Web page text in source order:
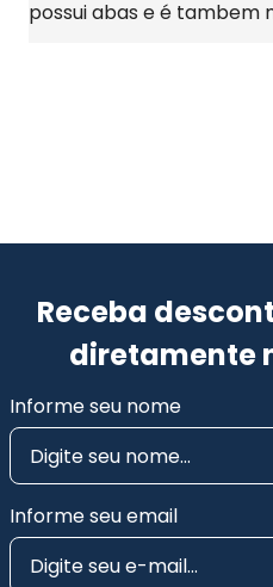
possui abas e é tambem
Receba
diretamente
Informe seu nome
Informe seu email